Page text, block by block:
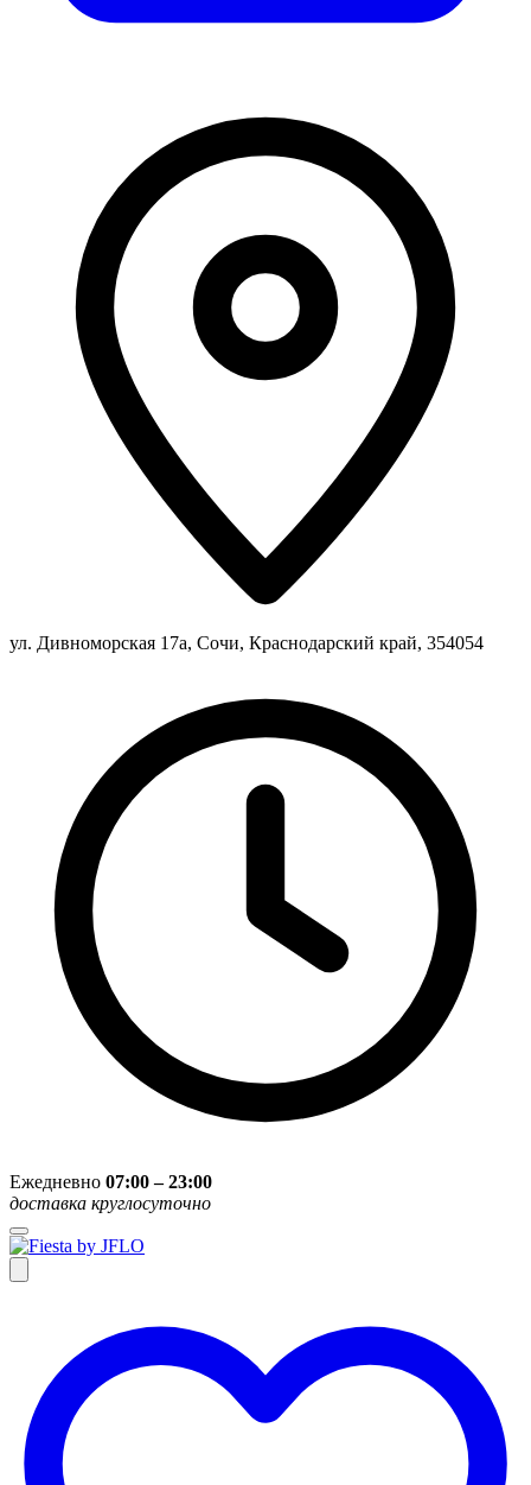
ул. Дивноморская 17а, Сочи, Краснодарский край, 354054
Ежедневно 07:00 – 23:00
доставка круглосуточно